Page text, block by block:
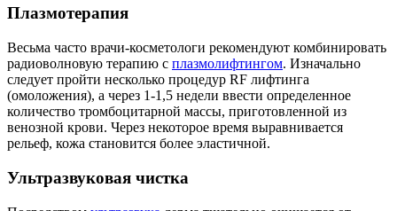
Плазмотерапия
Весьма часто врачи-косметологи рекомендуют комбинировать
радиоволновую терапию с плазмолифтингом. Изначально
следует пройти несколько процедур RF лифтинга
(омоложения), а через 1-1,5 недели ввести определенное
количество тромбоцитарной массы, приготовленной из
венозной крови. Через некоторое время выравнивается
рельеф, кожа становится более эластичной.
Ультразвуковая чистка